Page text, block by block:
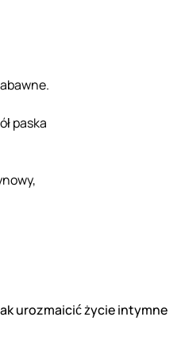
paska
urozmaicić życie intymne